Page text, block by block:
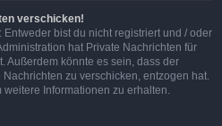
verschicken!
bist du nicht registriert und / oder
hat Private Nachrichten für
Außerdem könnte es sein, dass der
zu verschicken, entzogen hat.
weitere Informationen zu erhalten.